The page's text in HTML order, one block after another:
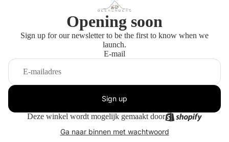
Opening soon
Sign up for our newsletter to be the first to know when we
launch.
E-mail
Sign up
Deze winkel wordt mogelijk gemaakt door
Ga naar binnen met wachtwoord